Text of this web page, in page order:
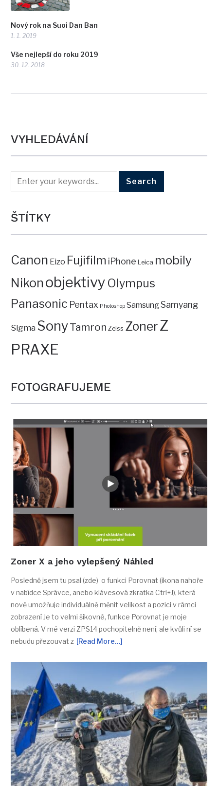
Nový rok na Suoi Dan Ban
1. 1. 2019
Vše nejlepší do roku 2019
30. 12. 2018
VYHLEDÁVÁNÍ
ŠTÍTKY
Canon Eizo Fujifilm iPhone Leica mobily
Nikon objektivy Olympus
Panasonic Pentax Photoshop SamsungSamyang
Sigma SonyTamron Zeiss ZonerZ
PRAXE
FOTOGRAFUJEME
Zoner X a jeho vylepšený Náhled
Posledně jsem tu psal (zde) o funkci Porovnat (ikona nahoře
v nabídce Správce, anebo klávesová zkratka Ctrl+J), která
nově umožňuje individuálně měnit velikost a pozici v rámci
zobrazení Je to velmi šikovné, funkce Porovnat je moje
oblíbená. V mé verzi ZPS14 pochopitelně není, ale kvůli ní se
nebudu přezouvat z [Read More…]